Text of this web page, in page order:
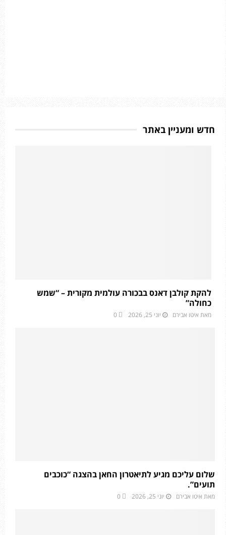
חדש ומעניין באתר
להקת קולבן דאנס בבכורה עולמית מקורית – “שמש
כחולה”
מאת איטו אבירם יוני 25, 2026 0
שלום עליכם מגיע לתיאטרון החאן בהצגה “כוכבים
תועים”.
מאת איטו אבירם יוני 25, 2026 0